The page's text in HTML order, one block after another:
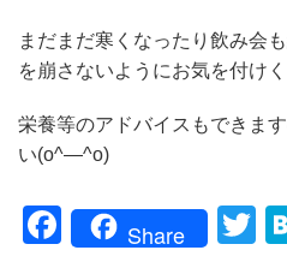
まだまだ寒くなったり飲み会
を崩さないようにお気を付けく
栄養等のアドバイスもできま
い(o^―^o)
Facebook
Share